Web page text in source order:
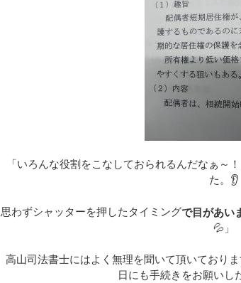
「いろんな役割をこなしておられるんだなぁ～
た。👂
思わずシャッターを押したタイミングで目があい
💦」
高山司法書士にはよく無理を聞いて頂いており
日にも手続きをお願いし